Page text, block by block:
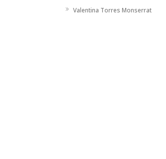
Valentina Torres Monserrat